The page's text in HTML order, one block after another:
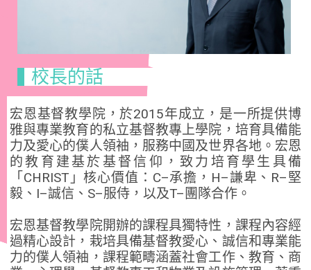
校長的話
宏恩基督教學院，於2015年成立，是一所提供博
雅與專業教育的私立基督教專上學院，培育具備能
力及愛心的僕人領袖，服務中國及世界各地。宏恩
的教育建基於基督信仰，致力培育學生具備
「CHRIST」核心價值：C–承擔，H–謙卑、R–堅
毅、I–誠信、S–服侍，以及T–團隊合作。
宏恩基督教學院開辦的課程具獨特性，課程內容經
過精心設計，栽培具備基督教愛心、誠信和專業能
力的僕人領袖，課程範疇涵蓋社會工作、教育、商